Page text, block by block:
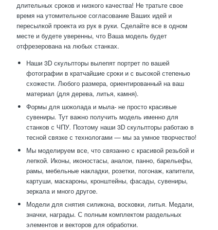
длительных сроков и низкого качества! Не тратьте свое
время на утомительное согласование Ваших идей и
пересылкой проекта из рук в руки. Сделайте все в одном
месте и будете уверенны, что Ваша модель будет
отфрезерована на любых станках.
Наши 3D скульпторы вылепят портрет по вашей
фотографии в кратчайшие сроки и с высокой степенью
схожести. Любого размера, ориентированный на ваш
материал (для дерева, литья, камня).
Формы для шоколада и мыла- не просто красивые
сувениры. Тут важно получить модель именно для
станков с ЧПУ. Поэтому наши 3D скульпторы работаю в
тесной связке с технологами — мы за умное творчество!
Мы моделируем все, что связанно с красивой резьбой и
лепкой. Иконы, иконостасы, аналои, панно, барельефы,
рамы, мебельные накладки, розетки, погонаж, капители,
картуши, маскароны, кронштейны, фасады, сувениры,
зеркала и много другое.
Модели для снятия силикона, восковки, литья. Медали,
значки, награды. С полным комплектом раздельных
элементов и векторов для обработки.